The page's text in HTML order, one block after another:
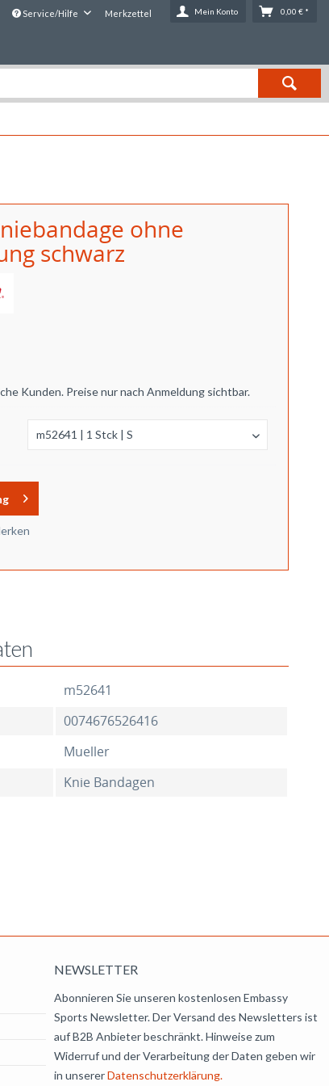
Service/Hilfe Merkzettel Mein Konto 0,00 € *
ohne
schwarz
Kunden. Preise nur nach Anmeldung sichtbar.
m52641
0074676526416
Mueller
Knie Bandagen
NEWSLETTER
Abonnieren Sie unseren kostenlosen Embassy
Sports Newsletter. Der Versand des Newsletters ist
auf B2B Anbieter beschränkt. Hinweise zum
Widerruf und der Verarbeitung der Daten geben wir
in unsererDatenschutzerklärung.